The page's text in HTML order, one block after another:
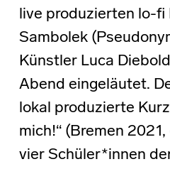
live produzierten lo-fi
Sambolek
Künstler Luca
Abend eingeläutet.
lokal produzierte
mich!“ (Bremen
vier Schüler*innen